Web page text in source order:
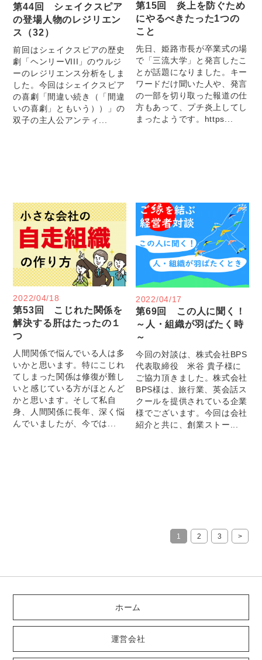
第44回 シェイクスピア
の登場人物のレジリエン
ス（32）
前回はシェイクスピアの歴史
劇「ヘンリーVIII」のウルジ
ーのレジリエンス分析をしま
した。今回はシェイクスピア
の喜劇「間違い続き（「間違
いの喜劇」ともいう））」の
双子の主人公アンティ...
第15回 炎上を防ぐため
にやるべきたった1つの
こと
先日、姫路市長が卒業式の場
で「三流大学」と発言したこ
とが話題になりました。キー
ワードだけ聞いた人や、発言
の一部を切り取った報道の仕
方もあって、プチ炎上してし
まったようです。https...
2022/04/18
第53回 こじれた関係を
解決する肝はたったの１
つ
人間関係で悩んでいる人は多
いかと思います。特にこじれ
てしまった関係は修復が難し
いと感じている方がほとんど
かと思います。そして私自
身、人間関係に長年、深く悩
んでいましたが、今では...
2022/04/17
第69回 この人に聞く！
～人・組織が羽ばたく時
～
今回の対談は、株式会社BPS
代表取締役 米谷 貴子様に
ご協力頂きました。株式会社
BPS様は、旅行業、英会話ス
クールを提供されている企業
様でございます。今回は会社
紹介と共に、創業ストー...
1 2 3 >
ホーム
運営会社